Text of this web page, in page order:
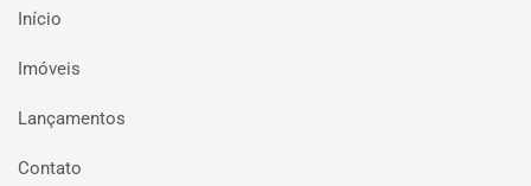
Início
Imóveis
Lançamentos
Contato